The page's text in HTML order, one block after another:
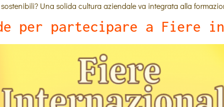
Una solida cultura aziendale va integrata alla
per partecipare a Fiere